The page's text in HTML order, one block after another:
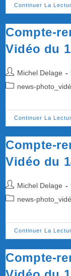
Continuer La
Compte-
Vidéo du
Auteur/autrice
de
Michel Delage
Postnews-
Continuer La
Compte-
Vidéo du
Auteur/autrice
de
Michel Delage
Postnews-
Continuer La
Compte-